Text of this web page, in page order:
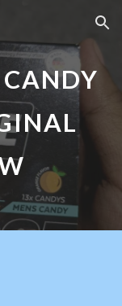
Skip to navigation
CANDY